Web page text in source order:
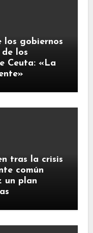
los gobiernos
los
Ceuta: «La
tras la crisis
común
un plan